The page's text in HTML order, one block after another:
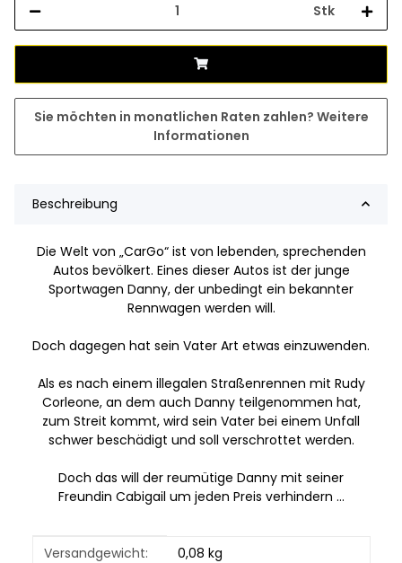
Stk
Sie möchten in monatlichen Raten zahlen? Weitere
Informationen
Beschreibung
Die Welt von „CarGo“ ist von lebenden, sprechenden
Autos bevölkert. Eines dieser Autos ist der junge
Sportwagen Danny, der unbedingt ein bekannter
Rennwagen werden will.
Doch dagegen hat sein Vater Art etwas einzuwenden.
Als es nach einem illegalen Straßenrennen mit Rudy
Corleone, an dem auch Danny teilgenommen hat,
zum Streit kommt, wird sein Vater bei einem Unfall
schwer beschädigt und soll verschrottet werden.
Doch das will der reumütige Danny mit seiner
Freundin Cabigail um jeden Preis verhindern ...
Produkteigenschaft
Wert
Versandgewicht: 0,08 kg